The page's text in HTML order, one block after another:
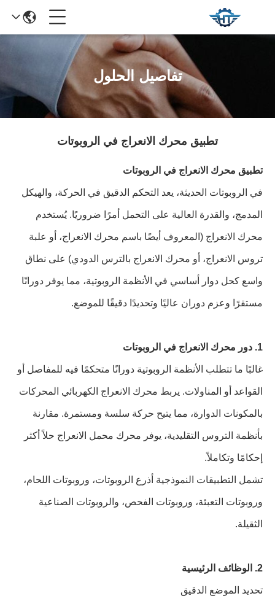
تفاصيل الحلول
تطبيق محرك الانعراج في الروبوتات
تطبيق محرك الانعراج في الروبوتات
في الروبوتات الحديثة، يعد التحكم الدقيق في الحركة، والهيكل
المدمج، والقدرة العالية على التحمل أمرًا ضروريًا. يُستخدم
محرك الانعراج (المعروف أيضًا باسم محرك الانعراج، أو علبة
تروس الانعراج، أو محرك الانعراج بالترس الدودي) على نطاق
واسع كحل دوار أساسي في الأنظمة الروبوتية، مما يوفر دورانًا
مستقرًا وعزم دوران عاليًا وتحديدًا دقيقًا للموضع.
1. دور محرك الانعراج في الروبوتات
غالبًا ما تتطلب الأنظمة الروبوتية دورانًا متحكمًا فيه للمفاصل أو
القواعد أو المناولات. يربط محرك الانعراج الكهربائي المحركات
بالمكونات الدوارة، مما يتيح حركة سلسة ومستمرة. مقارنة
بأنظمة التروس التقليدية، يوفر محرك محمل الانعراج حلاً أكثر
إحكامًا وتكاملاً.
تشمل التطبيقات النموذجية أذرع الروبوتات، وروبوتات اللحام،
وروبوتات التعبئة، وروبوتات الفحص، والروبوتات الصناعية
الثقيلة.
2. الوظائف الرئيسية
تحديد الموضع الدقيق